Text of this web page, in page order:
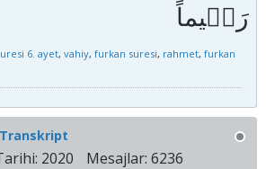
6. ayet, vahiy, furkan suresi, rahmet, furkan
2020 Mesajlar: 6236